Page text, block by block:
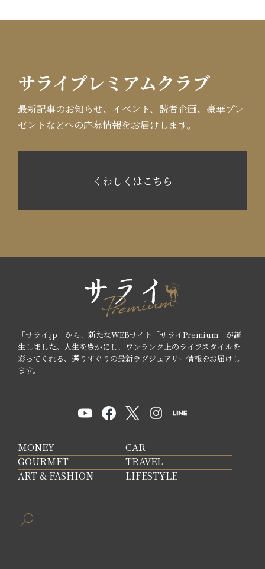
サライプレミアムクラブ
最新記事のお知らせ、イベント、読者企画、豪華プレ
ゼントなどへの応募情報をお届けします。
くわしくはこちら
「サライ.jp」から、新たなWEBサイト「サライPremium」が誕
生しました。人生を豊かにし、ワンランク上のライフスタイルを
彩ってくれる、選りすぐりの最新ラグジュアリー情報をお届けし
ます。
MONEY
CAR
GOURMET
TRAVEL
ART & FASHION
LIFESTYLE